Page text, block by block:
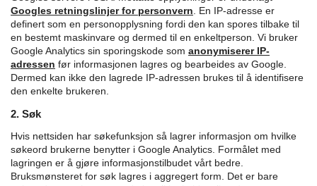
Googles retningslinjer for personvern. En IP-adresse er
definert som en personopplysning fordi den kan spores tilbake til
en bestemt maskinvare og dermed til en enkeltperson. Vi bruker
Google Analytics sin sporingskode som anonymiserer IP-
adressen før informasjonen lagres og bearbeides av Google.
Dermed kan ikke den lagrede IP-adressen brukes til å identifisere
den enkelte brukeren.
2. Søk
Hvis nettsiden har søkefunksjon så lagrer informasjon om hvilke
søkeord brukerne benytter i Google Analytics. Formålet med
lagringen er å gjøre informasjonstilbudet vårt bedre.
Bruksmønsteret for søk lagres i aggregert form. Det er bare